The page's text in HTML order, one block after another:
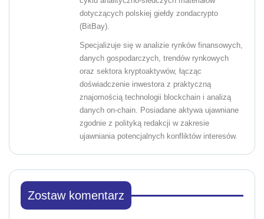
dotyczących polskiej giełdy zondacrypto
(BitBay).
Specjalizuje się w analizie rynków finansowych,
danych gospodarczych, trendów rynkowych
oraz sektora kryptoaktywów, łącząc
doświadczenie inwestora z praktyczną
znajomością technologii blockchain i analizą
danych on-chain. Posiadane aktywa ujawniane
zgodnie z polityką redakcji w zakresie
ujawniania potencjalnych konfliktów interesów.
Zostaw komentarz